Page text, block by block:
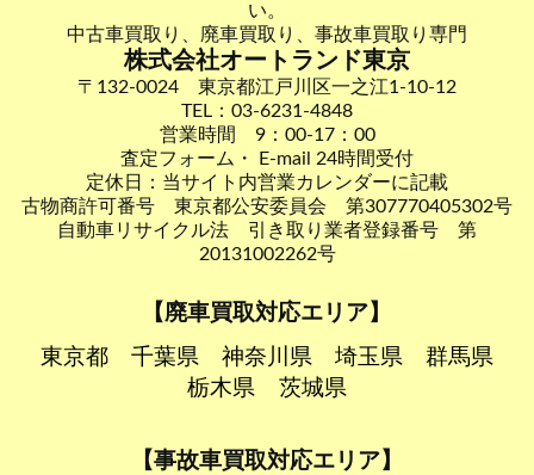
い。
中古車買取り、廃車買取り、事故車買取り専門
株式会社オートランド東京
〒132-0024 東京都江戸川区一之江1-10-12
TEL：03-6231-4848
営業時間 9：00-17：00
査定フォーム・ E-mail 24時間受付
定休日：当サイト内営業カレンダーに記載
古物商許可番号 東京都公安委員会 第307770405302号
自動車リサイクル法 引き取り業者登録番号 第
20131002262号
【廃車買取対応エリア】
東京都
千葉県 神奈川県 埼玉県
群馬県
栃木県
茨城県
【事故車買取対応エリア】